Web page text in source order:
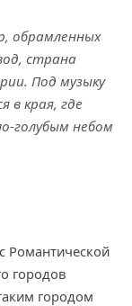
обрамленных
страна
Под музыку
в края, где
голубым небом
Романтической
городов
городом